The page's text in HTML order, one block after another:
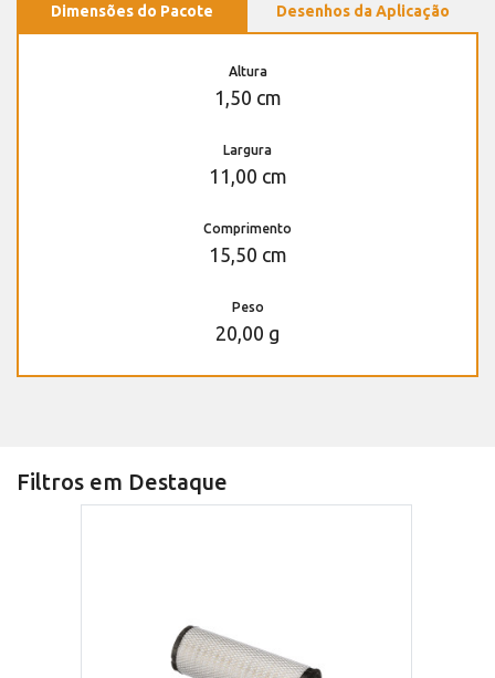
Dimensões do Pacote Desenhos da Aplicação
Altura
1,50 cm
Largura
11,00 cm
Comprimento
15,50 cm
Peso
20,00 g
Filtros em Destaque